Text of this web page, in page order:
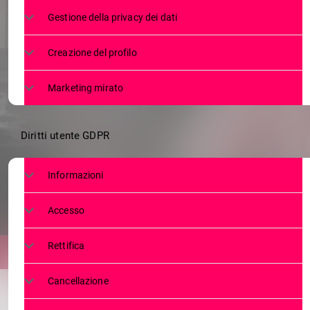
IL 1° MAGGIO
Gestione della privacy dei dati
Creazione del profilo
Marketing mirato
Diritti utente GDPR
Informazioni
Accesso
Rettifica
Cancellazione